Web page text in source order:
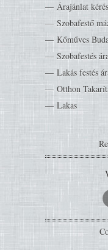
Árajánlat
Szobafestő
Kőműves
Szobafestés
Lakás festés
Otthon
Lakas